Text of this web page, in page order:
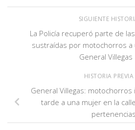
SIGUIENTE
La Policía recuperó parte de
sustraídas por motochorros a
General Villegas
HISTORIA PREVIA
General Villegas:
tarde a una mujer en la
pertenencias